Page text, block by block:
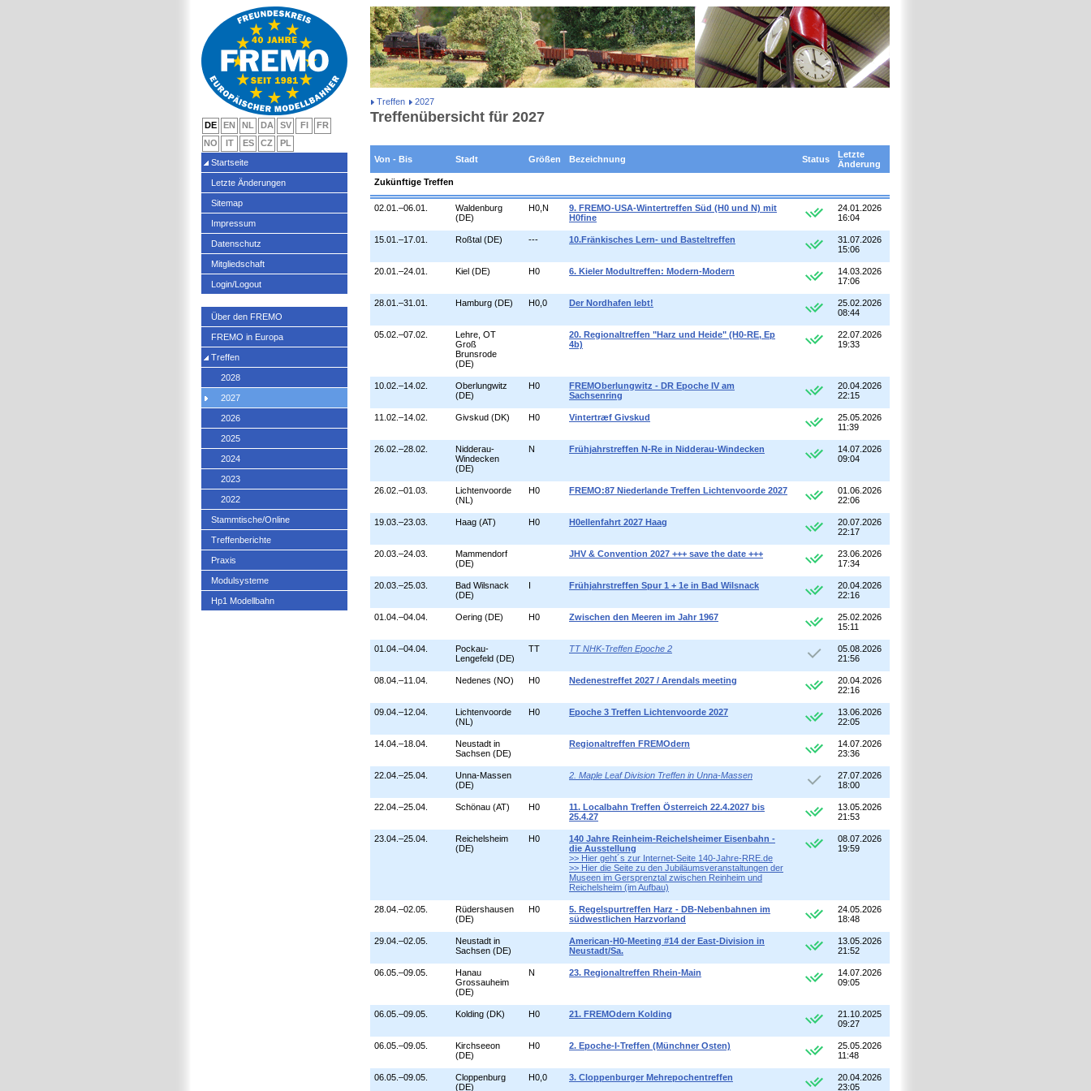
Treffen 2027
Treffenübersicht für 2027
Von - Bis Stadt Größen Bezeichnung Status
Letzte
Änderung
Zukünftige Treffen
02.01.–06.01.
Waldenburg
(DE)
H0,N
9. FREMO-USA-Wintertreffen Süd (H0 und N) mit
H0fine
24.01.2026
16:04
15.01.–17.01. Roßtal (DE) --- 10.Fränkisches Lern- und Basteltreffen
31.07.2026
15:06
20.01.–24.01. Kiel (DE) H0 6. Kieler Modultreffen: Modern-Modern
14.03.2026
17:06
28.01.–31.01. Hamburg (DE) H0,0 Der Nordhafen lebt!
25.02.2026
08:44
05.02.–07.02.
Lehre, OT
Groß
Brunsrode
(DE)
20. Regionaltreffen "Harz und Heide" (H0-RE, Ep
4b)
22.07.2026
19:33
10.02.–14.02.
Oberlungwitz
(DE)
H0
FREMOberlungwitz - DR Epoche IV am
Sachsenring
20.04.2026
22:15
11.02.–14.02. Givskud (DK) H0 Vintertræf Givskud
25.05.2026
11:39
26.02.–28.02.
Nidderau-
Windecken
(DE)
N Frühjahrstreffen N-Re in Nidderau-Windecken
14.07.2026
09:04
26.02.–01.03.
Lichtenvoorde
(NL)
H0 FREMO:87 Niederlande Treffen Lichtenvoorde 2027
01.06.2026
22:06
19.03.–23.03. Haag (AT) H0 H0ellenfahrt 2027 Haag
20.07.2026
22:17
20.03.–24.03.
Mammendorf
(DE)
JHV & Convention 2027 +++ save the date +++
23.06.2026
17:34
20.03.–25.03.
Bad Wilsnack
(DE)
I Frühjahrstreffen Spur 1 + 1e in Bad Wilsnack
20.04.2026
22:16
01.04.–04.04. Oering (DE) H0 Zwischen den Meeren im Jahr 1967
25.02.2026
15:11
01.04.–04.04.
Pockau-
Lengefeld (DE)
TT TT NHK-Treffen Epoche 2
05.08.2026
21:56
08.04.–11.04. Nedenes (NO) H0 Nedenestreffet 2027 / Arendals meeting
20.04.2026
22:16
09.04.–12.04.
Lichtenvoorde
(NL)
H0 Epoche 3 Treffen Lichtenvoorde 2027
13.06.2026
22:05
14.04.–18.04.
Neustadt in
Sachsen (DE)
Regionaltreffen FREMOdern
14.07.2026
23:36
22.04.–25.04.
Unna-Massen
(DE)
2. Maple Leaf Division Treffen in Unna-Massen
27.07.2026
18:00
22.04.–25.04. Schönau (AT) H0
11. Localbahn Treffen Österreich 22.4.2027 bis
25.4.27
13.05.2026
21:53
23.04.–25.04.
Reichelsheim
(DE)
H0
140 Jahre Reinheim-Reichelsheimer Eisenbahn -
die Ausstellung
>> Hier geht´s zur Internet-Seite 140-Jahre-RRE.de
>> Hier die Seite zu den Jubiläumsveranstaltungen der
Museen im Gersprenztal zwischen Reinheim und
Reichelsheim (im Aufbau)
08.07.2026
19:59
28.04.–02.05.
Rüdershausen
(DE)
H0
5. Regelspurtreffen Harz - DB-Nebenbahnen im
südwestlichen Harzvorland
24.05.2026
18:48
29.04.–02.05.
Neustadt in
Sachsen (DE)
American-H0-Meeting #14 der East-Division in
Neustadt/Sa.
13.05.2026
21:52
06.05.–09.05.
Hanau
Grossauheim
(DE)
N 23. Regionaltreffen Rhein-Main
14.07.2026
09:05
06.05.–09.05. Kolding (DK) H0 21. FREMOdern Kolding
21.10.2025
09:27
06.05.–09.05.
Kirchseeon
(DE)
H0 2. Epoche-I-Treffen (Münchner Osten)
25.05.2026
11:48
06.05.–09.05.
Cloppenburg
(DE)
H0,0 3. Cloppenburger Mehrepochentreffen
20.04.2026
23:05
DE EN NL DA SV FI
FR
NO
IT ES CZ
PL
Startseite
Letzte Änderungen
Sitemap
Impressum
Datenschutz
Mitgliedschaft
Login/Logout
Über den FREMO
FREMO in Europa
Treffen
2028
2027
2026
2025
2024
2023
2022
Stammtische/Online
Treffenberichte
Praxis
Modulsysteme
Hp1 Modellbahn